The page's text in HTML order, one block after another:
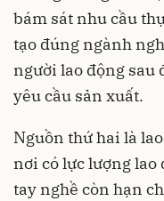
bám sát nhu cầu
tạo đúng ngành
người lao động sau
yêu cầu sản xuất.
Nguồn thứ hai là
nơi có lực lượng
tay nghề còn hạn